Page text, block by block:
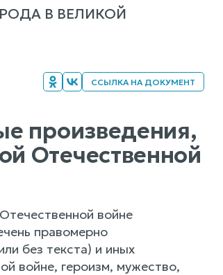
В ВЕЛИКОЙ
ССЫЛКА НА ДОКУМЕНТ
произведения,
Отечественной
войне
правомерно
без текста) и иных
войне, героизм, мужество,